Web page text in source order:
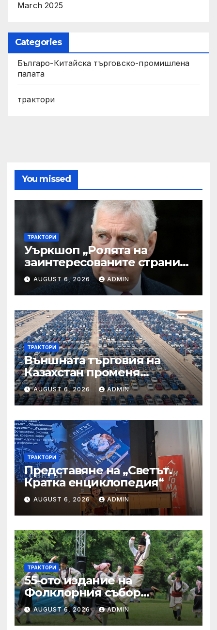
March 2025
Categories
Българо-Китайска търговско-промишлена
палата
трактори
You missed
ТРАКТОРИ
Уъркшоп „Ролята на
заинтересованите страни
във външното осигуряване
на качеството“
AUGUST 6, 2026 ADMIN
ТРАКТОРИ
Външната търговия на
Казахстан променя
структурата си – шест
тенденции
AUGUST 6, 2026 ADMIN
ТРАКТОРИ
Представяне на „Светът.
Кратка енциклопедия“
AUGUST 6, 2026 ADMIN
ТРАКТОРИ
55-ото издание на
Фолклорния събор
„Златната гъдулка“ ще се
проведе на 8 юни в Парка
AUGUST 6, 2026 ADMIN